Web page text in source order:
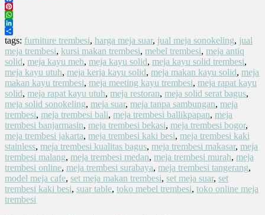
Facebook
Pinterest
WhatsApp
LinkedIn
Share
tags: furniture trembesi, harga meja suar, jual meja sonokeling, jual
meja trembesi, kursi makan trembesi, mebel trembesi, meja antiq
solid, meja kayu meh, meja kayu solid, meja kayu solid trembesi,
meja kayu utuh, meja kerja kayu solid, meja makan kayu solid, meja
makan kayu trembesi, meja meeting kayu trembesi, meja rapat kayu
solid, meja rapat kayu utuh, meja restoran, meja solid serat bagus,
meja solid sonokeling, meja suar, meja tanpa sambungan, meja
trembesi, meja trembesi bali, meja trembesi ballikpapan, meja
trembesi banjarmasin, meja trembesi bekasi, meja trembesi bogor,
meja trembesi jakarta, meja trembesi kaki besi, meja trembesi kaki
stainless, meja trembesi kualitas bagus, meja trembesi makasar, meja
trembesi malang, meja trembesi medan, meja trembesi murah, meja
trembesi online, meja trembesi surabaya, meja trembesi tangerang,
model meja cafe, set meja makan trembesi, set meja suar, set
trembesi kaki besi, suar table, toko mebel trembesi, toko online meja
trembesi